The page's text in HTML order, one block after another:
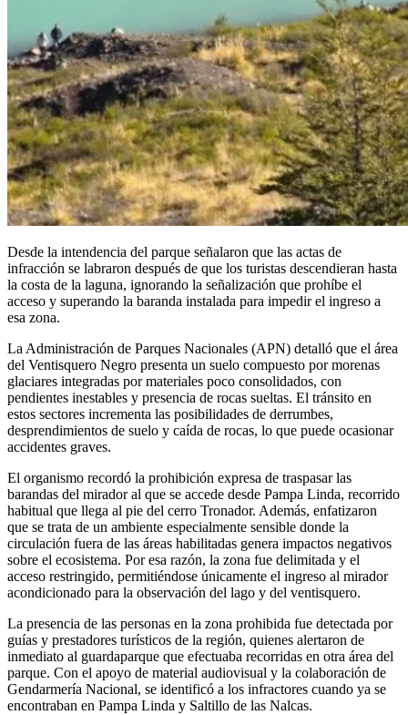
Desde la intendencia del parque señalaron que las actas de
infracción se labraron después de que los turistas descendieran hasta
la costa de la laguna, ignorando la señalización que prohíbe el
acceso y superando la baranda instalada para impedir el ingreso a
esa zona.
La Administración de Parques Nacionales (APN) detalló que el área
del Ventisquero Negro presenta un suelo compuesto por morenas
glaciares integradas por materiales poco consolidados, con
pendientes inestables y presencia de rocas sueltas. El tránsito en
estos sectores incrementa las posibilidades de derrumbes,
desprendimientos de suelo y caída de rocas, lo que puede ocasionar
accidentes graves.
El organismo recordó la prohibición expresa de traspasar las
barandas del mirador al que se accede desde Pampa Linda, recorrido
habitual que llega al pie del cerro Tronador. Además, enfatizaron
que se trata de un ambiente especialmente sensible donde la
circulación fuera de las áreas habilitadas genera impactos negativos
sobre el ecosistema. Por esa razón, la zona fue delimitada y el
acceso restringido, permitiéndose únicamente el ingreso al mirador
acondicionado para la observación del lago y del ventisquero.
La presencia de las personas en la zona prohibida fue detectada por
guías y prestadores turísticos de la región, quienes alertaron de
inmediato al guardaparque que efectuaba recorridas en otra área del
parque. Con el apoyo de material audiovisual y la colaboración de
Gendarmería Nacional, se identificó a los infractores cuando ya se
encontraban en Pampa Linda y Saltillo de las Nalcas.